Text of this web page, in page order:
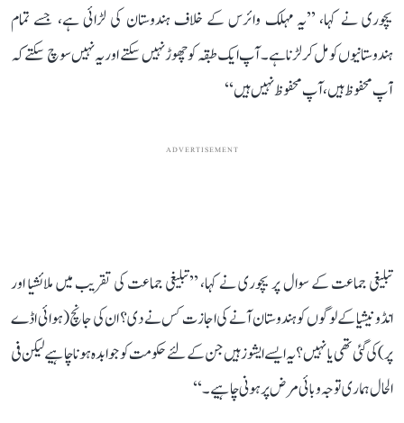
یچوری نے کہا، ’’یہ مہلک وائرس کے خلاف ہندوستان کی لڑائی ہے، جسے تمام
ہندوستانیوں کو مل کر لڑنا ہے۔ آپ ایک طبقہ کو چھوڑ نہیں سکتے اور یہ نہیں سوچ سکتے کہ
آپ محفوظ ہیں، آپ محفوظ نہیں ہیں‘‘
ADVERTISEMENT
تبلیغی جماعت کے سوال پر یچوری نے کہا، ’’تبلیغی جماعت کی تقریب میں ملائشیا اور
انڈونیشیا کے لوگوں کو ہندوستان آنے کی اجازت کس نے دی؟ ان کی جانچ (ہوائی اڈے
پر) کی گئی تھی یا نہیں؟ یہ ایسے ایشوز ہیں جن کے لئے حکومت کو جوابدہ ہونا چاہیے لیکن فی
الحال ہماری توجہ وبائی مرض پر ہونی چاہیے۔‘‘